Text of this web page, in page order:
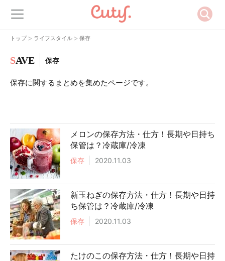
トップ > ライフスタイル > 保存
SAVE 保存
保存に関するまとめを集めたページです。
メロンの保存方法・仕方！長期や日持ち
保管は？冷蔵庫/冷凍
保存 2020.11.03
新玉ねぎの保存方法・仕方！長期や日持
ち保管は？冷蔵庫/冷凍
保存 2020.11.03
たけのこの保存方法・仕方！長期や日持